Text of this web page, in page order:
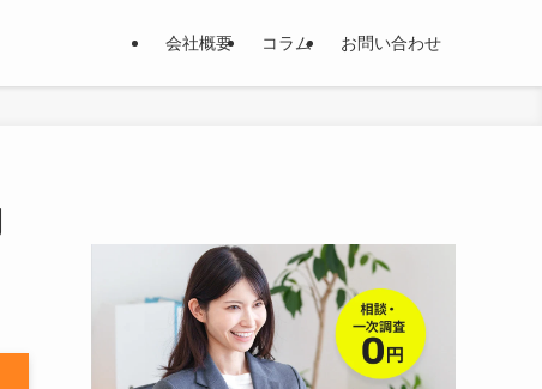
会社概要 コラム お問い合わせ